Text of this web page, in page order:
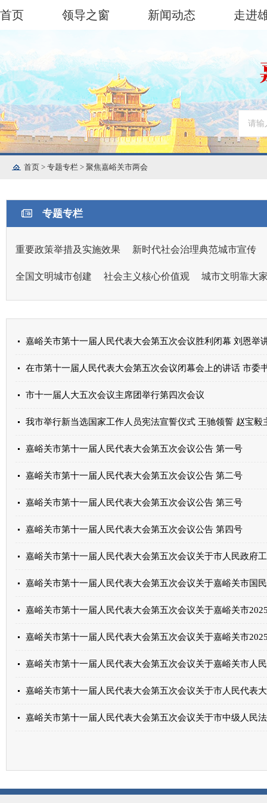
首页 领导之窗 新闻动态 走进
首页 > 专题专栏 > 聚焦嘉峪关市两会
专题专栏
重要政策举措及实施效果 新时代社会治理典范城市宣传
全国文明城市创建 社会主义核心价值观 城市文明靠大
在市第十一届人民代表大会第五次会议闭幕会上的讲话 市委
市十一届人大五次会议主席团举行第四次会议
我市举行新当选国家工作人员宪法宣誓仪式 王驰领誓 赵宝毅
嘉峪关市第十一届人民代表大会第五次会议公告 第一号
嘉峪关市第十一届人民代表大会第五次会议公告 第二号
嘉峪关市第十一届人民代表大会第五次会议公告 第三号
嘉峪关市第十一届人民代表大会第五次会议公告 第四号